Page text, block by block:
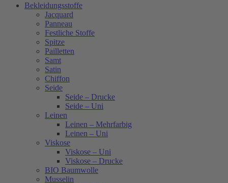
Bekleidungsstoffe
Jacquard
Panneau
Festliche Stoffe
Spitze
Pailletten
Samt
Satin
Chiffon
Seide
Seide – Drucke
Seide – Uni
Leinen
Leinen – Mehrfarbig
Leinen – Uni
Viskose
Viskose – Uni
Viskose – Drucke
BIO Baumwolle
Musselin